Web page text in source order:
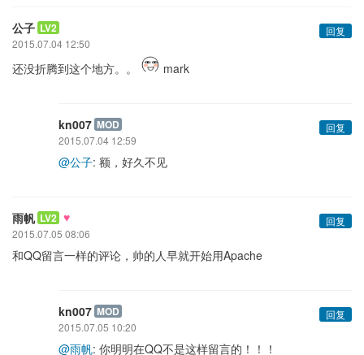
公子 LV2
回复
2015.07.04 12:50
还没折腾到这个地方。。 mark
kn007 MOD
回复
2015.07.04 12:59
@公子: 额，好久不见
雨帆 LV2 ♥
回复
2015.07.05 08:06
和QQ留言一样的评论，帅的人早就开始用Apache
kn007 MOD
回复
2015.07.05 10:20
@雨帆: 你明明在QQ不是这样留言的！！！